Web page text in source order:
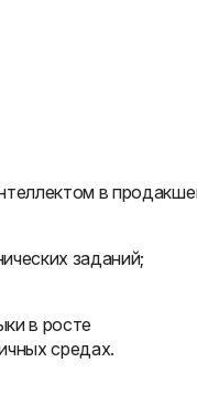
в
заданий;
в росте
средах.